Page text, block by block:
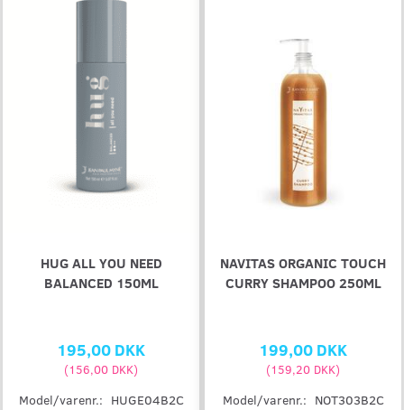
HUG ALL YOU NEED
BALANCED 150ML
195,00 DKK
(156,00 DKK)
Model/varenr.: HUGE04B2C
NAVITAS ORGANIC TOUCH
CURRY SHAMPOO 250ML
199,00 DKK
(159,20 DKK)
Model/varenr.: NOT303B2C